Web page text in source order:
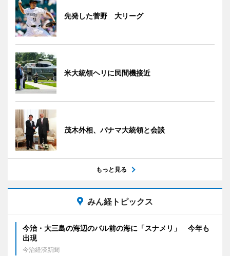
先発した菅野 大リーグ
米大統領ヘリに民間機接近
茂木外相、パナマ大統領と会談
もっと見る
みん経トピックス
今治・大三島の海辺のバル前の海に「スナメリ」 今年も
出現
今治経済新聞